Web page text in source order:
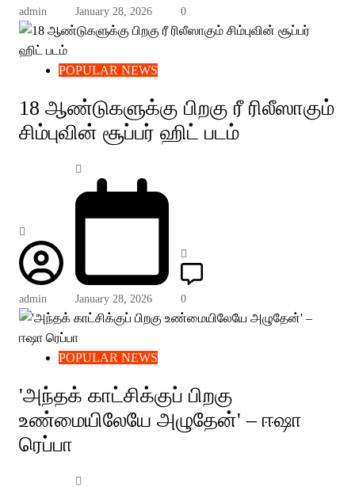
admin January 28, 2026 0
POPULAR NEWS
18 ஆண்டுகளுக்கு பிறகு ரீ ரிலீஸாகும்
சிம்புவின் சூப்பர் ஹிட் படம்
admin January 28, 2026 0
POPULAR NEWS
'அந்தக் காட்சிக்குப் பிறகு
உண்மையிலேயே அழுதேன்' – ஈஷா
ரெப்பா